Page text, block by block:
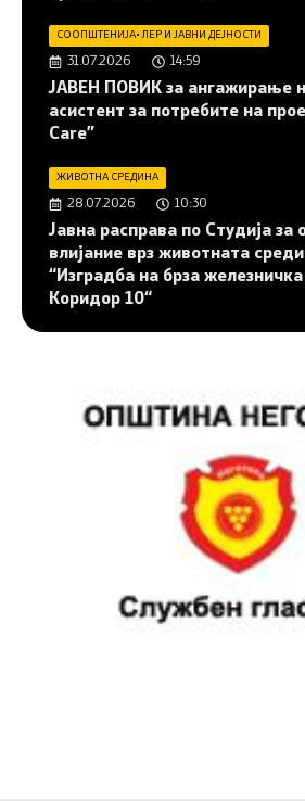
СООПШТЕНИЈА•ЛЕР И ЈАВНИ ДЕЈНОСТИ
31.07.2026 14:59
JАВЕН ПОВИК за ангажирање
асистент за потребите на
Care”
ЖИВОТНА СРЕДИНА
28.07.2026 10:30
Јавна расправа по Студија за
влијание врз животната
“Изградба на брза
Коридор 10“